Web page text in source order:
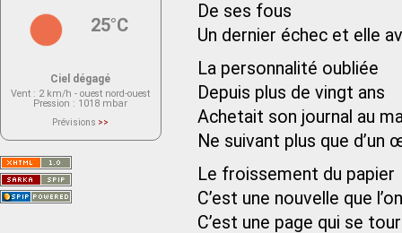
De ses fous
Un dernier échec et elle
La personnalité oubliée
Depuis plus de vingt ans
Achetait son journal au
Ne suivant plus que d’un
Le froissement du papier
C’est une nouvelle que
C’est une page qui se
25°C
Ciel dégagé
Vent : 2 km/h - ouest nord-ouest
Pression : 1018 mbar
Prévisions >>
actuellement aucune prévision
Saint-Nom.
Veuillez consulter le message du
service ci-dessous.
(401 - Invalid API key. Please see
https://openweathermap.org/faq#error401